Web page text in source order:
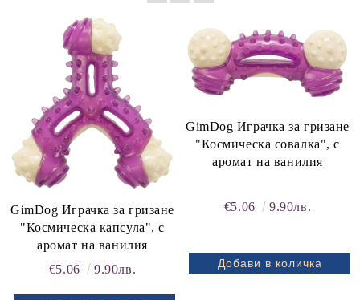
GimDog Играчка за гризане
"Космическа капсула", с
аромат на ванилия
€5.06
9.90лв.
GimDog Играчка за гризане
"Космическа совалка", с
аромат на ванилия
€5.06 9.90лв.